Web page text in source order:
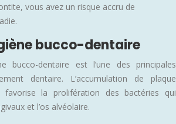
vous avez un risque accru de
bucco-dentaire
bucco-dentaire est l’une des principales
dentaire. L’accumulation de plaque
la prolifération des bactéries qui
et l’os alvéolaire.